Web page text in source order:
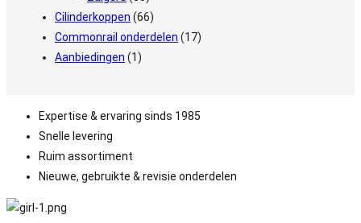
Cilinderkoppen (66)
Commonrail onderdelen (17)
Aanbiedingen (1)
Expertise & ervaring sinds 1985
Snelle levering
Ruim assortiment
Nieuwe, gebruikte & revisie onderdelen